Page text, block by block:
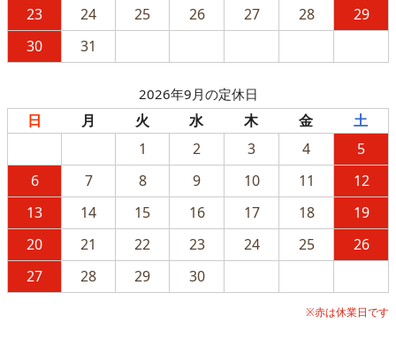
23
24 25 26 27 28
29
30
31
2026年9月の定休日
日 月 火 水 木 金
土
1
2 3 4
5
6
7 8 9 10 11
12
13
14 15 16 17 18
19
20
21 22 23 24 25
26
27
28 29 30
※赤は休業日です